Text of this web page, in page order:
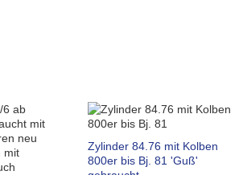
Zylinder 84.76 mit Kolben
800er bis Bj. 81 'Guß'